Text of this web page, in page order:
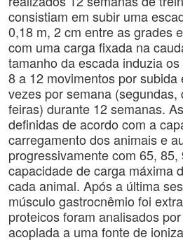
consistiam em subir uma
0,18 m, 2 cm entre as grades
com uma carga fixada na
tamanho da escada induzia
8 a 12 movimentos por
vezes por semana (segundas,
feiras) durante 12 semanas.
definidas de acordo com a
carregamento dos animais e
progressivamente com 65,
capacidade de carga máxima
cada animal. Após a última
músculo gastrocnêmio foi
proteicos foram analisados
acoplada a uma fonte de